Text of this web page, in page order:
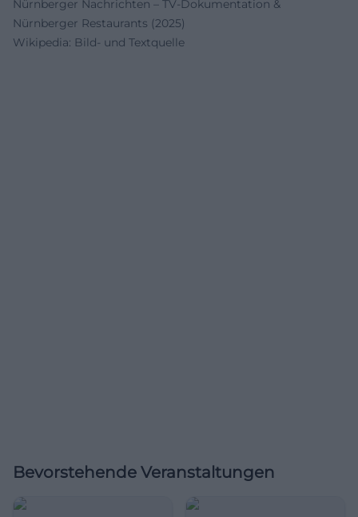
Nürnberger Nachrichten – TV-Dokumentation &
Nürnberger Restaurants (2025)
Wikipedia: Bild- und Textquelle
Bevorstehende Veranstaltungen